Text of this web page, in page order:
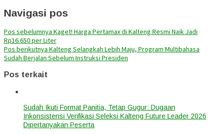
Navigasi pos
Pos sebelumnya Kaget! Harga Pertamax di Kalteng Resmi Naik Jadi
Rp16.650 per Liter
Pos berikutnya Kalteng Selangkah Lebih Maju, Program Multibahasa
Sudah Berjalan Sebelum Instruksi Presiden
Pos terkait
Sudah Ikuti Format Panitia, Tetap Gugur: Dugaan
Inkonsistensi Verifikasi Seleksi Kalteng Future Leader 2026
Dipertanyakan Peserta